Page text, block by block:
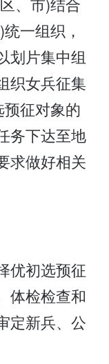
一组织，
划片集中组
织女兵征集
征对象的
务下达至地
求做好相关
优初选预征
体检检查和
定新兵、公